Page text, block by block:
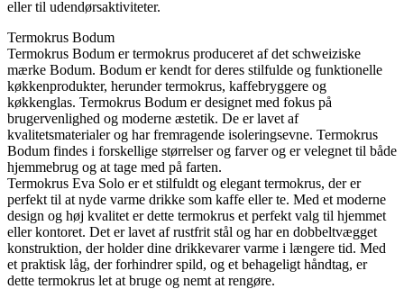
eller til udendørsaktiviteter.
Termokrus Bodum
Termokrus Bodum er termokrus produceret af det schweiziske
mærke Bodum. Bodum er kendt for deres stilfulde og funktionelle
køkkenprodukter, herunder termokrus, kaffebryggere og
køkkenglas. Termokrus Bodum er designet med fokus på
brugervenlighed og moderne æstetik. De er lavet af
kvalitetsmaterialer og har fremragende isoleringsevne. Termokrus
Bodum findes i forskellige størrelser og farver og er velegnet til både
hjemmebrug og at tage med på farten.
Termokrus Eva Solo er et stilfuldt og elegant termokrus, der er
perfekt til at nyde varme drikke som kaffe eller te. Med et moderne
design og høj kvalitet er dette termokrus et perfekt valg til hjemmet
eller kontoret. Det er lavet af rustfrit stål og har en dobbeltvægget
konstruktion, der holder dine drikkevarer varme i længere tid. Med
et praktisk låg, der forhindrer spild, og et behageligt håndtag, er
dette termokrus let at bruge og nemt at rengøre.